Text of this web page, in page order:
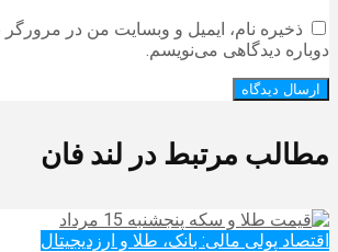
ذخیره نام، ایمیل و وبسایت من در مرورگر
دوباره دیدگاهی می‌نویسم.
مطالب مرتبط در لند فان
اقتصاد پولی مالی: بانک، طلا و ارزدیجیتال‌